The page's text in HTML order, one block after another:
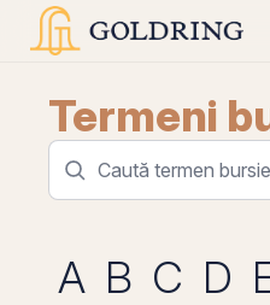
Termeni
A B C D